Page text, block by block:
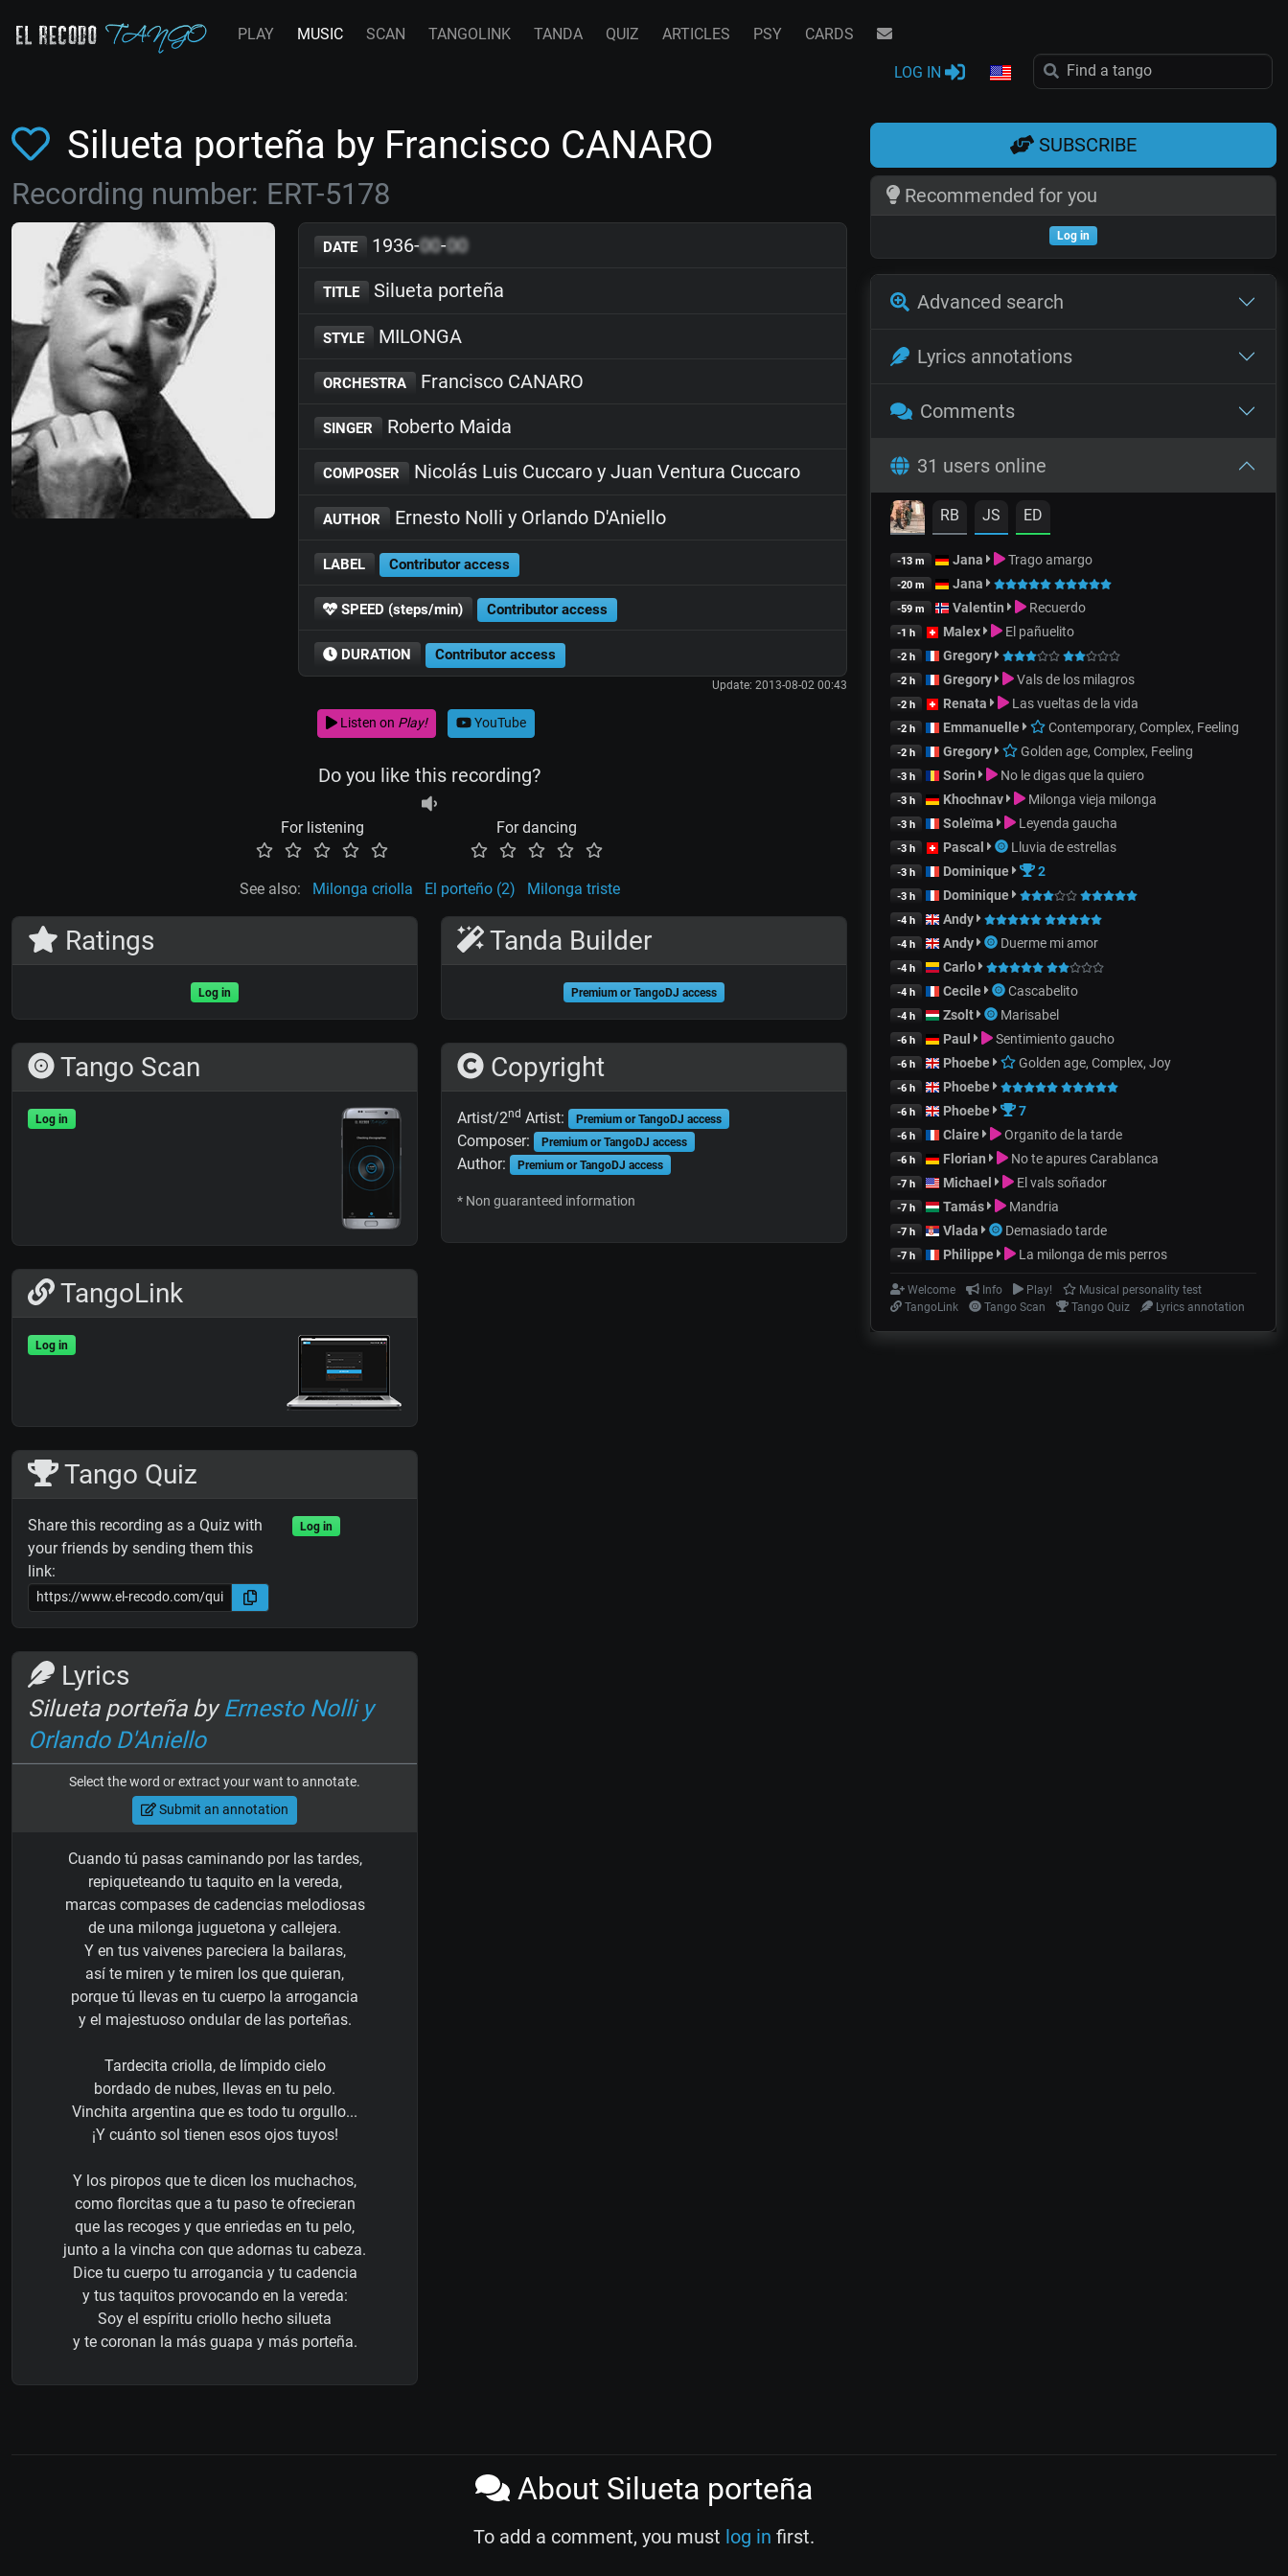
PLAY MUSIC SCAN TANGOLINK TANDA QUIZ ARTICLES PSY CARDS
LOG IN
Silueta porteña by Francisco CANARO
Recording number: ERT-5178
DATE 1936-00-00
TITLE Silueta porteña
STYLE MILONGA
ORCHESTRA Francisco CANARO
SINGER Roberto Maida
COMPOSER Nicolás Luis Cuccaro y Juan Ventura Cuccaro
AUTHOR Ernesto Nolli y Orlando D'Aniello
LABEL Contributor access
SPEED (steps/min) Contributor access
DURATION Contributor access
Update: 2013-08-02 00:43
Listen on Play! YouTube
Do you like this recording?
For listening For dancing
See also: Milonga criolla El porteño (2) Milonga triste
Ratings
Log in
Tango Scan
Log in
TangoLink
Log in
Tango Quiz
Share this recording as a Quiz with
your friends by sending them this
link:
Log in
Lyrics
Silueta porteña byErnesto Nolli y
Orlando D'Aniello
Select the word or extract your want to annotate.
Submit an annotation
Cuando tú pasas caminando por las tardes,
repiqueteando tu taquito en la vereda,
marcas compases de cadencias melodiosas
de una milonga juguetona y callejera.
Y en tus vaivenes pareciera la bailaras,
así te miren y te miren los que quieran,
porque tú llevas en tu cuerpo la arrogancia
y el majestuoso ondular de las porteñas.
Tardecita criolla, de límpido cielo
bordado de nubes, llevas en tu pelo.
Vinchita argentina que es todo tu orgullo...
¡Y cuánto sol tienen esos ojos tuyos!
Y los piropos que te dicen los muchachos,
como florcitas que a tu paso te ofrecieran
que las recoges y que enriedas en tu pelo,
junto a la vincha con que adornas tu cabeza.
Dice tu cuerpo tu arrogancia y tu cadencia
y tus taquitos provocando en la vereda:
Soy el espíritu criollo hecho silueta
y te coronan la más guapa y más porteña.
Tanda Builder
Premium or TangoDJ access
Copyright
Artist/2nd Artist: Premium or TangoDJ access
Composer: Premium or TangoDJ access
Author: Premium or TangoDJ access
* Non guaranteed information
SUBSCRIBE
Recommended for you
Log in
Advanced search
Lyrics annotations
Comments
31 users online
RB JS ED
-13 m Jana Trago amargo
-20 m Jana
-59 m Valentin Recuerdo
-1 h Malex El pañuelito
-2 h Gregory
-2 h Gregory Vals de los milagros
-2 h Renata Las vueltas de la vida
-2 h Emmanuelle Contemporary, Complex, Feeling
-2 h Gregory Golden age, Complex, Feeling
-3 h Sorin No le digas que la quiero
-3 h Khochnav Milonga vieja milonga
-3 h Soleïma Leyenda gaucha
-3 h Pascal Lluvia de estrellas
-3 h Dominique 2
-3 h Dominique
-4 h Andy
-4 h Andy Duerme mi amor
-4 h Carlo
-4 h Cecile Cascabelito
-4 h Zsolt Marisabel
-6 h Paul Sentimiento gaucho
-6 h Phoebe Golden age, Complex, Joy
-6 h Phoebe
-6 h Phoebe 7
-6 h Claire Organito de la tarde
-6 h Florian No te apures Carablanca
-7 h Michael El vals soñador
-7 h Tamás Mandria
-7 h Vlada Demasiado tarde
-7 h Philippe La milonga de mis perros
Welcome Info Play!
Musical personality test
TangoLink
Tango Scan Tango Quiz Lyrics annotation
About Silueta porteña
To add a comment, you must log in first.